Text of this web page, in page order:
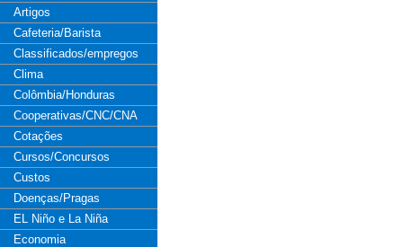
Artigos
Cafeteria/Barista
Classificados/empregos
Clima
Colômbia/Honduras
Cooperativas/CNC/CNA
Cotações
Cursos/Concursos
Custos
Doenças/Pragas
EL Niño e La Niña
Economia